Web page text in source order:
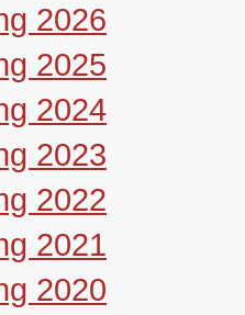
2026
2025
2024
2023
2022
2021
2020